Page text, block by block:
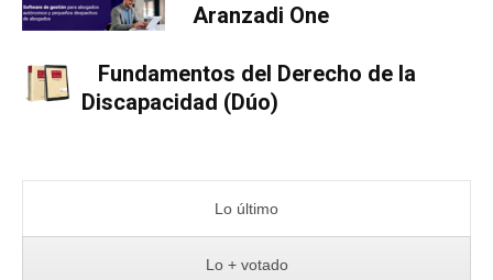
Aranzadi One
Fundamentos del Derecho de la
Discapacidad (Dúo)
Lo último
Lo + votado